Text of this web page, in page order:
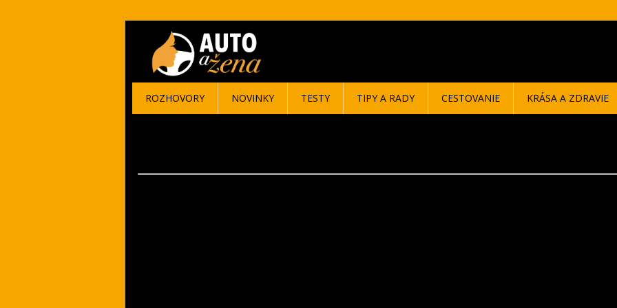
ROZHOVORY NOVINKY TESTY TIPY A RADY CESTOVANIE KRÁSA A ZDRAVIE